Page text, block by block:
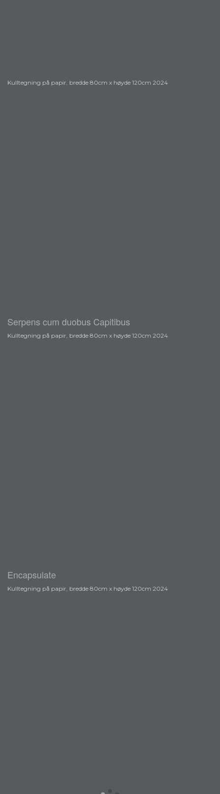
Kulltegning på papir, bredde 80cm x høyde 120cm 2024
Serpens cum duobus Capitibus
Kulltegning på papir, bredde 80cm x høyde 120cm 2024
Encapsulate
Kulltegning på papir, bredde 80cm x høyde 120cm 2024